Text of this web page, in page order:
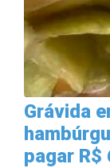
Grávida
pagar R$